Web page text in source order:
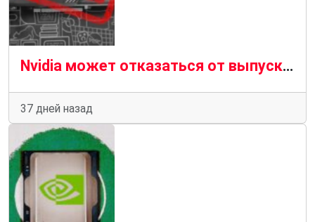
Nvidia может отказаться от выпуска GeForce RTX 5050 9 ГБ, поскольку в центре внимания оказалась RTX 3060 12 ГБ
37 дней назад